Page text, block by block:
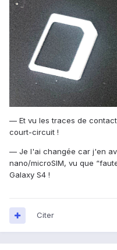
— Et vu les traces de
court-circuit !
— Je l'ai changée car j'en
nano/microSIM, vu que
Galaxy S4 !
Citer